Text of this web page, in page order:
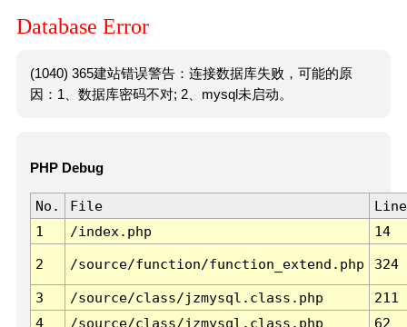
Database Error
(1040) 365建站错误警告：连接数据库失败，可能的原
因：1、数据库密码不对; 2、mysql未启动。
PHP Debug
No. File
Line
1
/index.php 14
2 /source/function/function_extend.php 324
3 /source/class/jzmysql.class.php
211
4
/source/class/jzmysql.class.php
62